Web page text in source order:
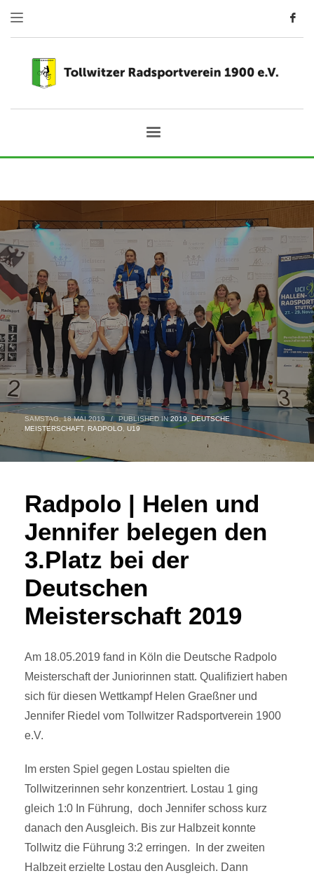
SAMSTAG, 18 MAI 2019 / PUBLISHED IN2019, DEUTSCHE
MEISTERSCHAFT, RADPOLO, U19
Radpolo | Helen und
Jennifer belegen den
3.Platz bei der
Deutschen
Meisterschaft 2019
Am 18.05.2019 fand in Köln die Deutsche Radpolo
Meisterschaft der Juniorinnen statt. Qualifiziert haben
sich für diesen Wettkampf Helen Graeßner und
Jennifer Riedel vom Tollwitzer Radsportverein 1900
e.V.
Im ersten Spiel gegen Lostau spielten die
Tollwitzerinnen sehr konzentriert. Lostau 1 ging
gleich 1:0 In Führung, doch Jennifer schoss kurz
danach den Ausgleich. Bis zur Halbzeit konnte
Tollwitz die Führung 3:2 erringen. In der zweiten
Halbzeit erzielte Lostau den Ausgleich. Dann